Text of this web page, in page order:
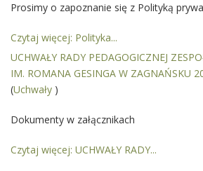
Prosimy o zapoznanie się z Polityką
Czytaj więcej: Polityka...
UCHWAŁY RADY PEDAGOGICZNEJ
IM. ROMANA GESINGA W ZAGNAŃSKU
(Uchwały )
Dokumenty w załącznikach
Czytaj więcej: UCHWAŁY RADY...